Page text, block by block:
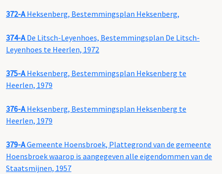
372-AHeksenberg, Bestemmingsplan Heksenberg,
374-ADe Litsch-Leyenhoes, Bestemmingsplan De Litsch-
Leyenhoes te Heerlen, 1972
375-AHeksenberg, Bestemmingsplan Heksenberg te
Heerlen, 1979
376-AHeksenberg, Bestemmingsplan Heksenberg te
Heerlen, 1979
379-AGemeente Hoensbroek, Plattegrond van de gemeente
Hoensbroek waarop is aangegeven alle eigendommen van de
Staatsmijnen, 1957